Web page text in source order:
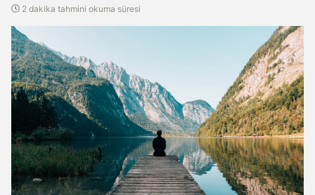
2 dakika tahmini okuma süresi